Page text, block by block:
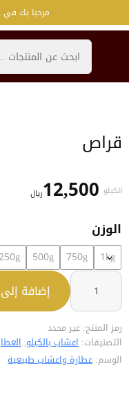
مرحبا بك في
قراص
الكيلو 12,500﷼
الوزن
1kg
750g
500g
كمية
إضافة
رمز المنتج: غير محدد
التصنيفات: اعشاب بالكيلو,
الوسم: عطارة واعشاب طبيعية